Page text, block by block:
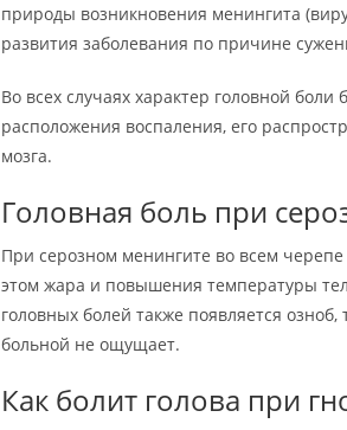
природы возникновения менингита
развития заболевания по причине
Во всех случаях характер головной боли
расположения воспаления, его
мозга.
Головная боль при
При серозном менингите во всем
этом жара и повышения температуры
головных болей также появляется
больной не ощущает.
Как болит голова при